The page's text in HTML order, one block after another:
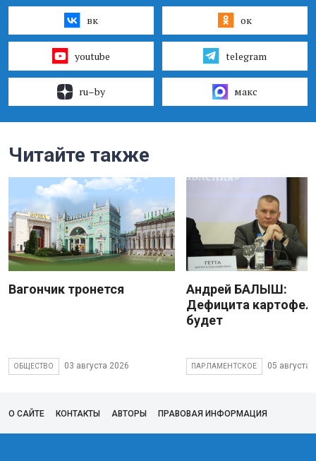
вк ок
youtube telegram
ru–by макс
Читайте также
Вагончик тронется
ОБЩЕСТВО 03 августа 2026
Андрей БАЛЫШ:
Дефицита
будет
ПАРЛАМЕНТСКОЕ 05 августа
О САЙТЕ КОНТАКТЫ АВТОРЫ ПРАВОВАЯ ИНФОРМАЦИЯ